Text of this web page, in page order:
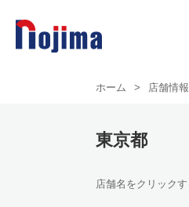
ホーム > 店舗情報
東京都
店舗名をクリック